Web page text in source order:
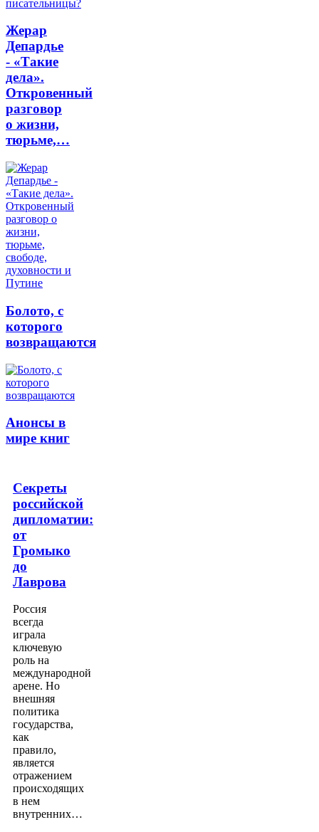
Жерар
Депардье
- «Такие
дела».
Откровенный
разговор
о жизни,
тюрьме,…
Болото, с
которого
возвращаются
Анонсы в
мире книг
Секреты
российской
дипломатии:
от
Громыко
до
Лаврова
Россия
всегда
играла
ключевую
роль на
международной
арене. Но
внешняя
политика
государства,
как
правило,
является
отражением
происходящих
в нем
внутренних…